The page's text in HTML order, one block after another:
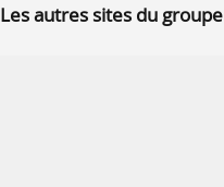
Les autres sites du groupe